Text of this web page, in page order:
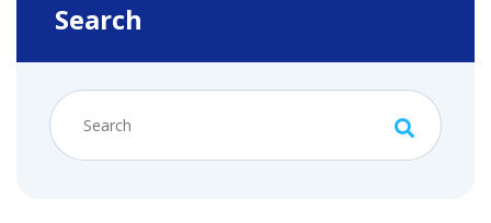
Search